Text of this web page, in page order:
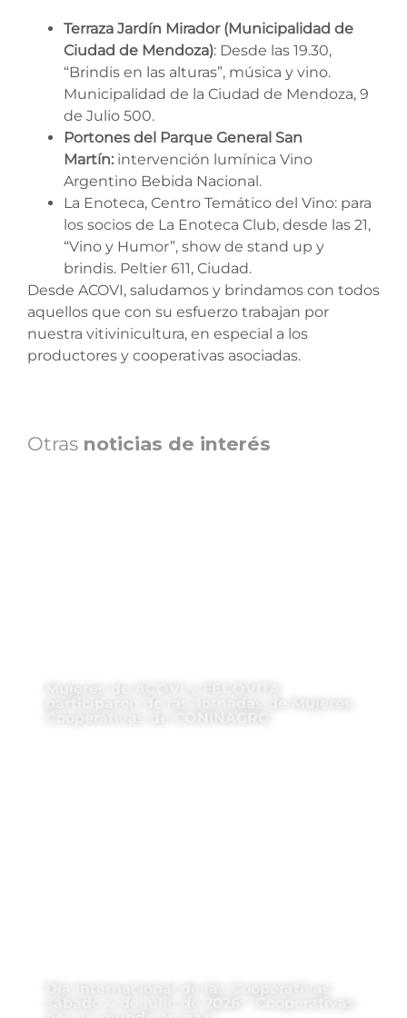
Terraza Jardín Mirador (Municipalidad de
Ciudad de Mendoza): Desde las 19.30,
“Brindis en las alturas”, música y vino.
Municipalidad de la Ciudad de Mendoza, 9
de Julio 500.
Portones del Parque General San
Martín: intervención lumínica Vino
Argentino Bebida Nacional.
La Enoteca, Centro Temático del Vino: para
los socios de La Enoteca Club, desde las 21,
“Vino y Humor”, show de stand up y
brindis. Peltier 611, Ciudad.
Desde ACOVI, saludamos y brindamos con todos
aquellos que con su esfuerzo trabajan por
nuestra vitivinicultura, en especial a los
productores y cooperativas asociadas.
Otras noticias de interés
Día Internacional de las Cooperativas